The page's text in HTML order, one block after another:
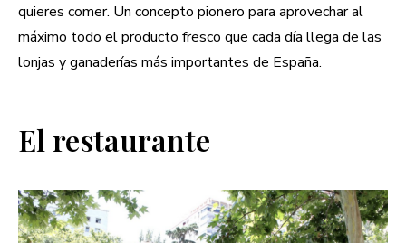
quieres comer. Un concepto pionero para aprovechar al
máximo todo el producto fresco que cada día llega de las
lonjas y ganaderías más importantes de España.
El restaurante